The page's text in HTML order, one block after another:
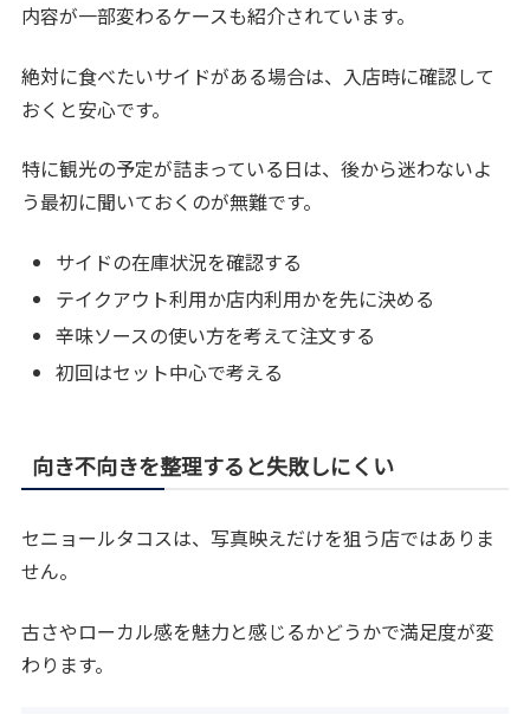
内容が一部変わるケースも紹介されています。
絶対に食べたいサイドがある場合は、入店時に確認して
おくと安心です。
特に観光の予定が詰まっている日は、後から迷わないよ
う最初に聞いておくのが無難です。
サイドの在庫状況を確認する
テイクアウト利用か店内利用かを先に決める
辛味ソースの使い方を考えて注文する
初回はセット中心で考える
向き不向きを整理すると失敗しにくい
セニョールタコスは、写真映えだけを狙う店ではありま
せん。
古さやローカル感を魅力と感じるかどうかで満足度が変
わります。